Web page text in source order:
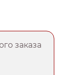
заказа